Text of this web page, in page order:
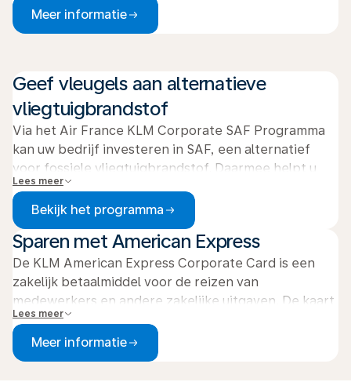
sfeer. Ook kunt u snacks en drankjes nuttigen, en
gebruikmaken van faciliteiten zoals douches. Ontdek
Meer informatie
Geef vleugels aan alternatieve
vliegtuigbrandstof
Via het Air France KLM Corporate SAF Programma
kan uw bedrijf investeren in SAF, een alternatief
voor fossiele vliegtuigbrandstof. Daarmee helpt u
ons de inzet van SAF te verhogen en verkleinen we
samen onze CO2-voetafdruk.
Lees meer
Bekijk het programma
Sparen met American Express
De KLM American Express Corporate Card is een
zakelijk betaalmiddel voor de reizen van
medewerkers en andere zakelijke uitgaven. De kaart
is veilig en eenvoudig te gebruiken voor reiskosten.
Ook profiteert u als kaarthouder van dubbel
voordeel: spaar zowel blue credits voor uw bedrijf
Lees meer
Meer informatie